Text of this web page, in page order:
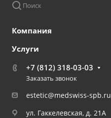
Поиск
Компания
Услуги
+7 (812) 318-03-03
Заказать звонок
estetic@medswiss-spb.ru
ул. Гаккелевская, д. 21А